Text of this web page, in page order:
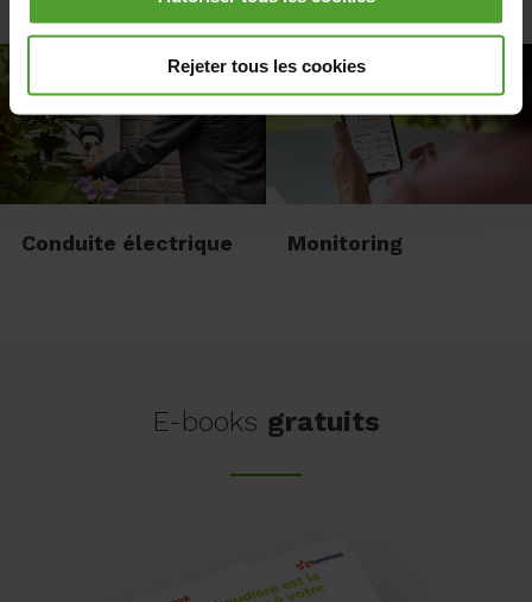
vous pouvez choisir de refuser tous les cookies à
l'exception des cookies nécessaires. Les cookies
ou des sites Internet et des applications et ne peuvent
être refusés.
Rejeter tous les cookies
Panneaux solaires Éclairage
Conduite électrique Monitoring
E-books gratuits